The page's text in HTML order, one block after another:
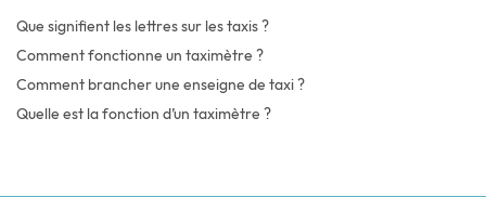
Que signifient les lettres sur les taxis ?
Comment fonctionne un taximètre ?
Comment brancher une enseigne de taxi ?
Quelle est la fonction d’un taximètre ?